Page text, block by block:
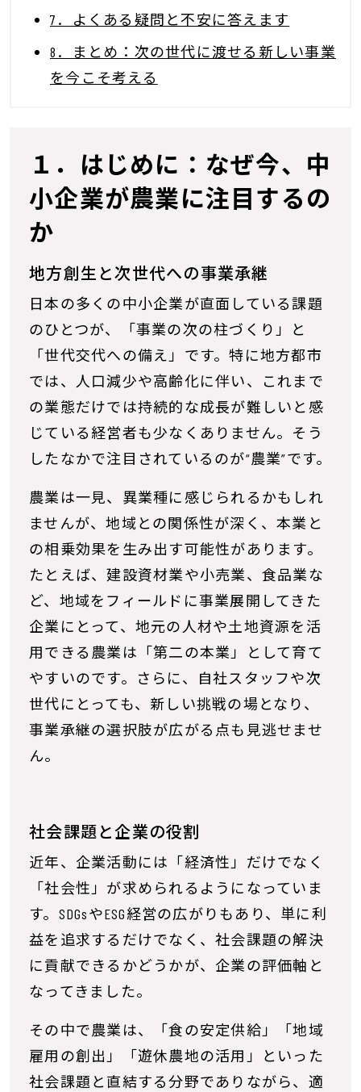
7．よくある疑問と不安に答えます
8．まとめ：次の世代に渡せる新しい事業
を今こそ考える
１．はじめに：なぜ今、中
小企業が農業に注目するの
か
地方創生と次世代への事業承継
日本の多くの中小企業が直面している課題
のひとつが、「事業の次の柱づくり」と
「世代交代への備え」です。特に地方都市
では、人口減少や高齢化に伴い、これまで
の業態だけでは持続的な成長が難しいと感
じている経営者も少なくありません。そう
したなかで注目されているのが“農業”です。
農業は一見、異業種に感じられるかもしれ
ませんが、地域との関係性が深く、本業と
の相乗効果を生み出す可能性があります。
たとえば、建設資材業や小売業、食品業な
ど、地域をフィールドに事業展開してきた
企業にとって、地元の人材や土地資源を活
用できる農業は「第二の本業」として育て
やすいのです。さらに、自社スタッフや次
世代にとっても、新しい挑戦の場となり、
事業承継の選択肢が広がる点も見逃せませ
ん。
社会課題と企業の役割
近年、企業活動には「経済性」だけでなく
「社会性」が求められるようになっていま
す。SDGsやESG経営の広がりもあり、単に利
益を追求するだけでなく、社会課題の解決
に貢献できるかどうかが、企業の評価軸と
なってきました。
その中で農業は、「食の安定供給」「地域
雇用の創出」「遊休農地の活用」といった
社会課題と直結する分野でありながら、適